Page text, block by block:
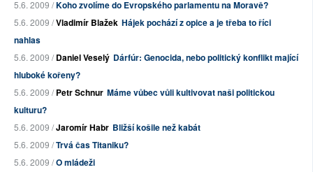
5.6. 2009 /Koho zvolíme do Evropského parlamentu na Moravě?
5.6. 2009 /Vladimír Blažek Hájek pochází z opice a je třeba to říci
nahlas
5.6. 2009 /Daniel Veselý Dárfúr: Genocida, nebo politický konflikt mající
hluboké kořeny?
5.6. 2009 /Petr Schnur Máme vůbec vůli kultivovat naši politickou
kulturu?
5.6. 2009 /Jaromír Habr Bližší košile než kabát
5.6. 2009 /Trvá čas Titaniku?
5.6. 2009 /O mládeži